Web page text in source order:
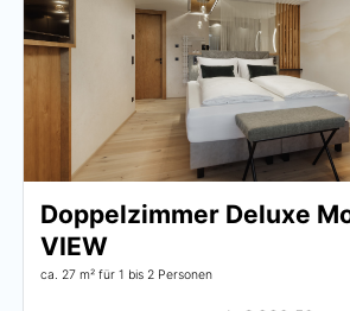
Doppelzimmer Deluxe
VIEW
ca. 27 m² für 1 bis 2 Personen